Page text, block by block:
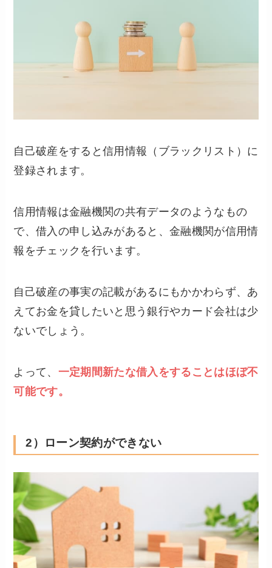
自己破産をすると信用情報（ブラックリスト）に
登録されます。
信用情報は金融機関の共有データのようなもの
で、借入の申し込みがあると、金融機関が信用情
報をチェックを行います。
自己破産の事実の記載があるにもかかわらず、あ
えてお金を貸したいと思う銀行やカード会社は少
ないでしょう。
よって、 一定期間新たな借入をすることはほぼ不
可能です。
2）ローン契約ができない